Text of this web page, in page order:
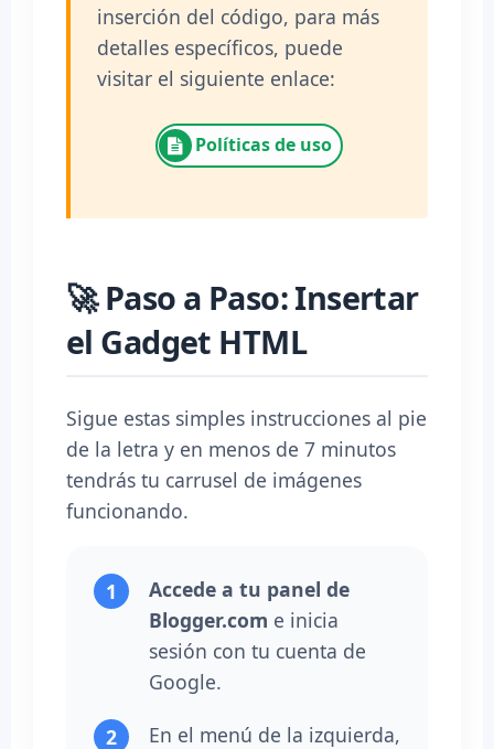
inserción del código, para más
detalles específicos, puede
visitar el siguiente enlace:
Políticas de uso
🚀 Paso a Paso: Insertar
el Gadget HTML
Sigue estas simples instrucciones al pie
de la letra y en menos de 7 minutos
tendrás tu carrusel de imágenes
funcionando.
Accede a tu panel de
Blogger.com e inicia
sesión con tu cuenta de
Google.
En el menú de la izquierda,